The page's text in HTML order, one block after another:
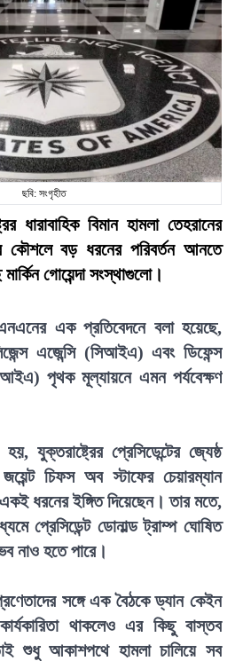
ছবি: সংগৃহীত
ধারাবাহিক বিমান হামলা তেহরানের
কৌশলে বড় ধরনের পরিবর্তন আনতে
গোয়েন্দা সংস্থাগুলো।
এক প্রতিবেদনে বলা হয়েছে,
এজেন্সি (সিআইএ) এবং ডিফেন্স
পৃথক মূল্যায়নে এমন পর্যবেক্ষণ
যুক্তরাষ্ট্রের প্রেসিডেন্টের জ্যেষ্ঠ
চিফস অব স্টাফের চেয়ারম্যান
ধরনের ইঙ্গিত দিয়েছেন। তার মতে,
প্রেসিডেন্ট ডোনাল্ড ট্রাম্প ঘোষিত
নাও হতে পারে।
সঙ্গে এক বৈঠকে ড্যান কেইন
থাকলেও এর কিছু বাস্তব
শুধু আকাশপথে হামলা চালিয়ে সব